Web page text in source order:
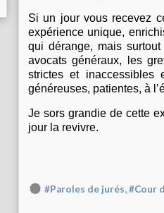
Si un jour vous recevez
expérience unique,
qui dérange, mais
avocats généraux, les
strictes et inaccessibles
généreuses, patientes, à
Je sors grandie de cette
jour la revivre.
#Paroles de jurés,#Cour